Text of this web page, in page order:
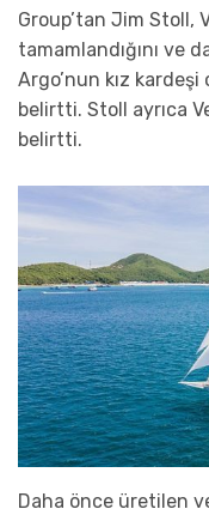
Group’tan Jim Stoll,
tamamlandığını ve
Argo’nun kız
belirtti. Stoll ayrıca
belirtti.
Daha önce üretilen